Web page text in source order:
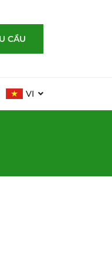
VI
CẦU